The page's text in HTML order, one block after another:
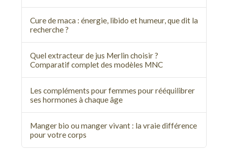
Cure de maca : énergie, libido et humeur, que dit la
recherche ?
Quel extracteur de jus Merlin choisir ?
Comparatif complet des modèles MNC
Les compléments pour femmes pour rééquilibrer
ses hormones à chaque âge
Manger bio ou manger vivant : la vraie différence
pour votre corps